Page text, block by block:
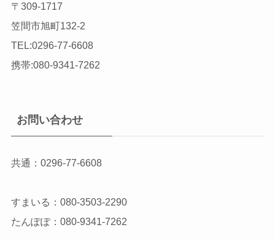
〒309-1717
笠間市旭町132-2
TEL:0296-77-6608
携帯:080-9341-7262
お問い合わせ
共通：0296-77-6608
すまいる：080-3503-2290
たんぽぽ：080-9341-7262